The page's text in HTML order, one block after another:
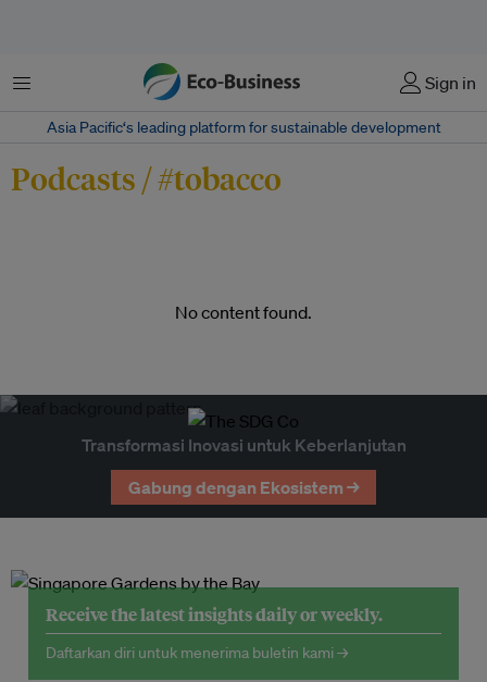
Menu Sign in
Asia Pacific‘s leading platform for sustainable development
Podcasts / #tobacco
No content found.
Transformasi Inovasi untuk Keberlanjutan
Gabung dengan Ekosistem →
Receive the latest insights daily or weekly.
Daftarkan diri untuk menerima buletin kami →